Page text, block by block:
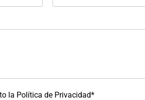
la Política de Privacidad*